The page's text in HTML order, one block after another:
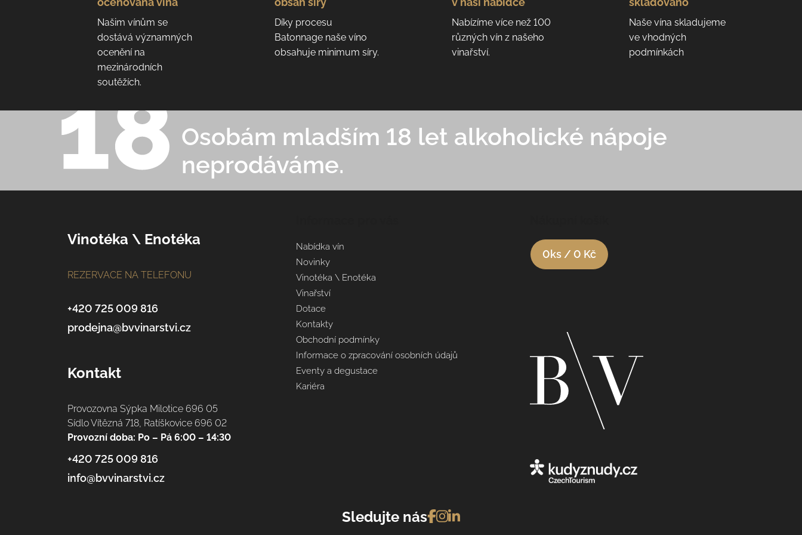
Našim vínům se
dostává významných
ocenění na
mezinárodních
soutěžích.
Díky procesu
Batonnage naše víno
obsahuje minimum síry.
Nabízíme více než 100
různých vín z našeho
vinařství.
Naše vína skladujeme
ve vhodných
podmínkách
Osobám mladším 18 let alkoholické nápoje
neprodáváme.
Vinotéka \ Enotéka
REZERVACE NA TELEFONU
+420 725 009 816
prodejna@bvvinarstvi.cz
Kontakt
Provozovna Sýpka Milotice 696 05
Sídlo Vítězná 718, Ratíškovice 696 02
Provozní doba: Po – Pá 6:00 – 14:30
+420 725 009 816
info@bvvinarstvi.cz
Nabídka vín
Novinky
Vinotéka \ Enotéka
Vinařství
Dotace
Kontakty
Obchodní podmínky
Informace o zpracování osobních údajů
Eventy a degustace
Kariéra
0ks /0 Kč
Sledujte nás